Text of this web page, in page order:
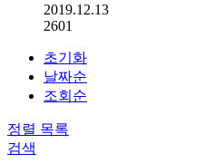
2019.12.13
2601
초기화
날짜순
조회순
정렬 목록
검색